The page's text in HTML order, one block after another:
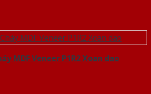
MDF Veneer P1R2 Xoan dao